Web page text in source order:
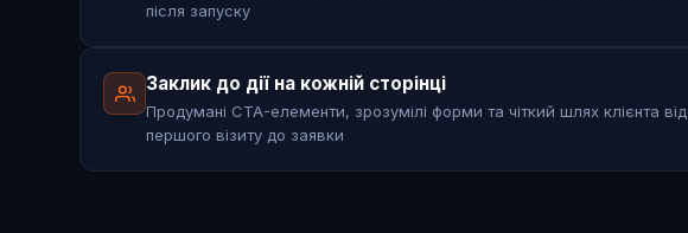
після запуску
Заклик до дії на кожній сторінці
Продумані CTA-елементи, зрозумілі форми та чіткий шлях клієнта від
першого візиту до заявки